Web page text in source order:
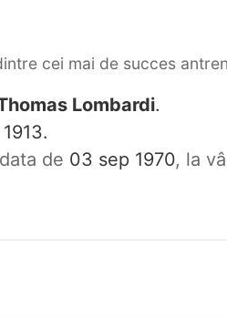
cei mai de succes
Lombardi.
de 03 sep 1970, la